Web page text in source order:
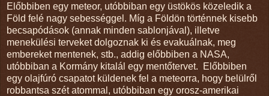
Előbbiben egy meteor, utóbbiban egy üstökös közeledik a
Föld felé nagy sebességgel. Míg a Földön történnek kisebb
becsapódások (annak minden sablonjával), illetve
menekülési terveket dolgoznak ki és evakuálnak, meg
embereket mentenek, stb., addig előbbiben a NASA,
utóbbiban a Kormány kitalál egy mentőtervet.
Előbbiben
egy olajfúró csapatot küldenek fel a meteorra, hogy belülről
robbantsa szét atommal, utóbbiban egy orosz-amerikai